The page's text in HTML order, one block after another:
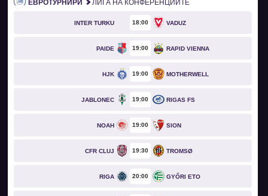
ЕВРОТУРНИРИ ЛИГА НА КОНФЕРЕНЦИИТЕ
INTER TURKU 18 00 VADUZ
PAIDE 19 00 RAPID VIENNA
HJK 19 00 MOTHERWELL
JABLONEC 19 00 RIGAS FS
NOAH 19 00 SION
CFR CLUJ 19 30 TROMSØ
RIGA 20 00 GYŐRI ETO